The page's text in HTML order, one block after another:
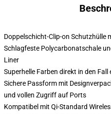
Doppelschicht-Clip-on Schutzhülle
Schlagfeste Polycarbonatschale
Liner
Superhelle Farben direkt in den Fall
Sichere Passform mit
und vollen Zugriff auf Ports
Kompatibel mit Qi-Standard